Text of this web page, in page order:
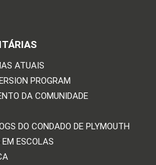
ATUAIS
PROGRAM
DA COMUNIDADE
DO CONDADO DE PLYMOUTH
ESCOLAS